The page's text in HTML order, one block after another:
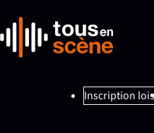
Inscription